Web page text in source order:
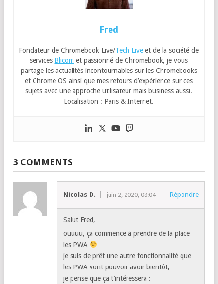
Fred
Fondateur de Chromebook Live/Tech Live et de la société de
services Blicom et passionné de Chromebook, je vous
partage les actualités incontournables sur les Chromebooks
et Chrome OS ainsi que mes retours d’expérience sur ces
sujets avec une approche utilisateur mais business aussi.
Localisation : Paris & Internet.
3 COMMENTS
Nicolas D. juin 2, 2020, 08:04 Répondre
Salut Fred,
ouuuu, ça commence à prendre de la place
les PWA
je suis de prêt une autre fonctionnalité que
les PWA vont pouvoir avoir bientôt,
je pense que ça t’intéressera :